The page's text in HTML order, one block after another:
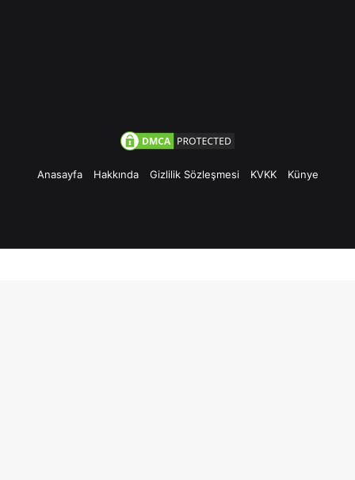
Anasayfa Hakkında Gizlilik Sözleşmesi KVKK Künye